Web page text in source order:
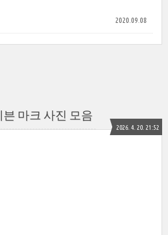
2020.09.08
븐 마크 사진 모음
2026. 4. 20. 21:52